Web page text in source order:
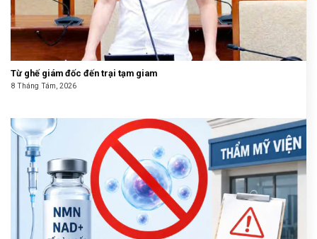
Từ ghế giám đốc đến trại tạm giam
8 Tháng Tám, 2026